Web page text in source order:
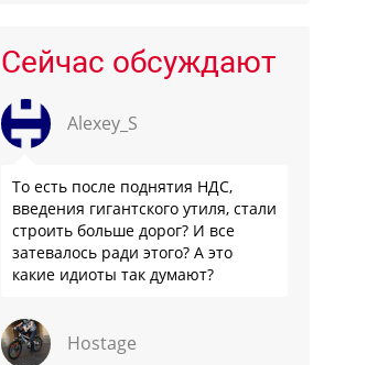
Сейчас обсуждают
Alexey_S
То есть после поднятия НДС,
введения гигантского утиля, стали
строить больше дорог? И все
затевалось ради этого? А это
какие идиоты так думают?
Hostage